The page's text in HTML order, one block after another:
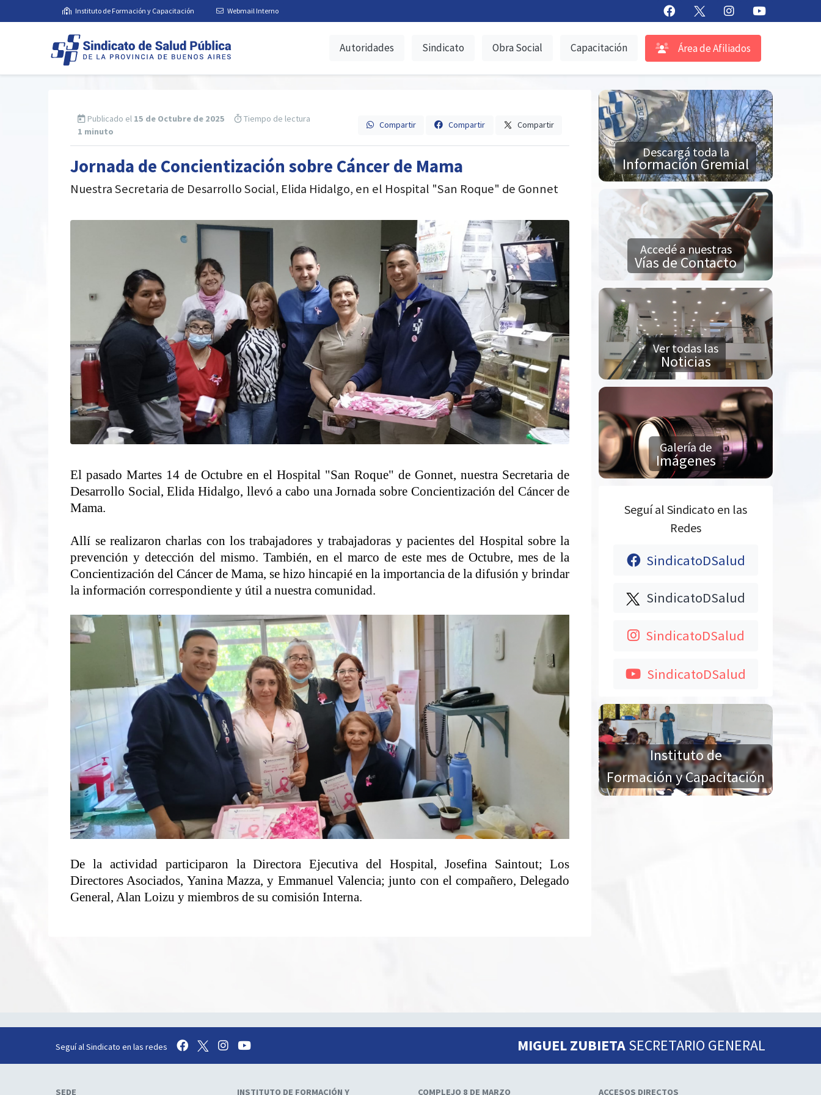
Instituto de Formación y Capacitación Webmail Interno
Autoridades Sindicato Obra Social Capacitación Área de Afiliados
Publicado el 15 de Octubre de 2025
Tiempo de lectura
1 minuto
Compartir Compartir Compartir
Jornada de Concientización sobre Cáncer de Mama
Nuestra Secretaria de Desarrollo Social, Elida Hidalgo, en el Hospital "San Roque" de Gonnet
El pasado Martes 14 de Octubre en el Hospital "San Roque" de Gonnet, nuestra Secretaria de
Desarrollo Social, Elida Hidalgo, llevó a cabo una Jornada sobre Concientización del Cáncer de
Mama.
Allí se realizaron charlas con los trabajadores y trabajadoras y pacientes del Hospital sobre la
prevención y detección del mismo. También, en el marco de este mes de Octubre, mes de la
Concientización del Cáncer de Mama, se hizo hincapié en la importancia de la difusión y brindar
la información correspondiente y útil a nuestra comunidad.
De la actividad participaron la Directora Ejecutiva del Hospital, Josefina Saintout; Los
Directores Asociados, Yanina Mazza, y Emmanuel Valencia; junto con el compañero, Delegado
General, Alan Loizu y miembros de su comisión Interna.
Descargá toda la
Información Gremial
Accedé a nuestras
Vías de Contacto
Ver todas las
Noticias
Galería de
Imágenes
Seguí al Sindicato en las
Redes
SindicatoDSalud
SindicatoDSalud
SindicatoDSalud
SindicatoDSalud
Instituto de
Formación y Capacitación
Seguí al Sindicato en las redes MIGUEL ZUBIETASECRETARIO GENERAL
SEDE INSTITUTO DE FORMACIÓN Y COMPLEJO 8 DE MARZO ACCESOS DIRECTOS